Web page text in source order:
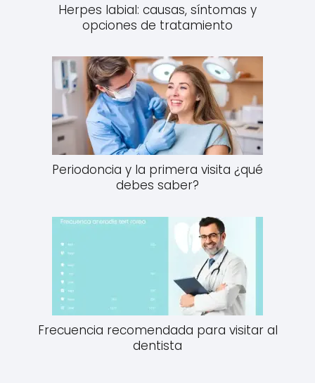
Herpes labial: causas, síntomas y
opciones de tratamiento
Periodoncia y la primera visita ¿qué
debes saber?
Frecuencia recomendada para visitar al
dentista